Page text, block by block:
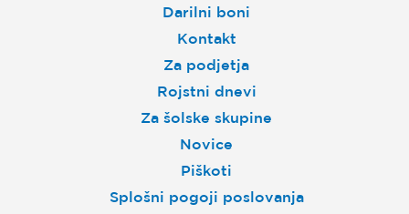
Darilni boni
Kontakt
Za podjetja
Rojstni dnevi
Za šolske skupine
Novice
Piškoti
Splošni pogoji poslovanja